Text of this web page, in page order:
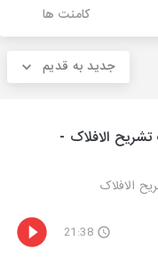
کامنت ها
جدید به قدیم
الافلاک -
الافلاک
21:38